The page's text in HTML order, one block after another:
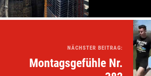
NÄCHSTER BEITRAG:
Montagsgefühle Nr.